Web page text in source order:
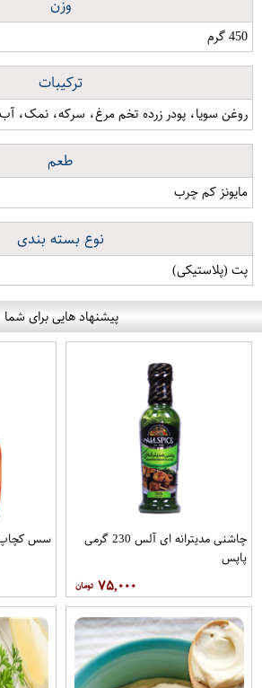
وزن
450 گرم
ترکیبات
روغن سویا، پودر زرده تخم مرغ، سرکه، نمک، آب
طعم
مایونز کم چرب
نوع بسته بندی
پت (پلاستیکی)
پیشنهاد هایی برای شما
چاشنی مدیترانه ای آلس 230 گرمی
پاپس
۷۵,۰۰۰
سس کچاپ